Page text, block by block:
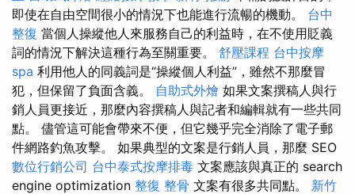
即使在自由空間很小的情況下也能進行流暢的機動。 台中
整復 當個人操縱他人來服務自己的利益時，在不使用貶義
詞的情況下解決這種行為至關重要。 舒壓課程 台中按摩
spa 利用他人的同義詞是“操縱個人利益”，雖然不那麼冒
犯，但保留了負面含義。 自助式外燴 如果文案撰稿人與行
銷人員更接近，那麼內容撰稿人與記者和編輯就有一些共同
點。 儘管這可能會帶來不便，但它幾乎完全消除了電子郵
件網路釣魚攻擊。 如果典型的文案是行銷人員，那麼 SEO
數位行銷公司 台中泰式按摩排毒 文案應該與真正的 search
engine optimization 整復 整骨 文案有很多共同點。 新竹